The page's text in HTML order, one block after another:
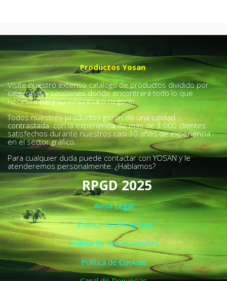
Productos Yosan
Visite nuestro extenso catálogo de productos dividido por
categorías y secciones donde encontrará todo lo que
necesite para su empresa o negocio.
Todos nuestros productos gozan de una calidad
contrastada con la experiencia de más de 3.000 clientes
satisfechos durante nuestros casi 30 años de experiencia
en el sector gráfico.
Para cualquier duda puede contactar con YOSAN y le
atenderemos personalmente. ¿Hablamos?
RPGD 2025
Aviso Legal
Política de Privacidad
Política de Redes Sociales
Política de Cookies